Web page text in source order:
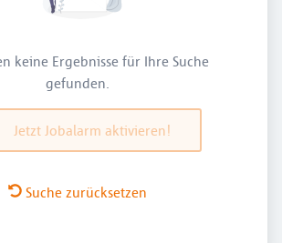
keine Ergebnisse für Ihre Suche
gefunden.
Jetzt Jobalarm aktivieren!
Suche zurücksetzen